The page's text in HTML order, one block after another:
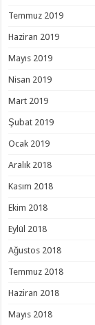
Temmuz 2019
Haziran 2019
Mayıs 2019
Nisan 2019
Mart 2019
Şubat 2019
Ocak 2019
Aralık 2018
Kasım 2018
Ekim 2018
Eylül 2018
Ağustos 2018
Temmuz 2018
Haziran 2018
Mayıs 2018